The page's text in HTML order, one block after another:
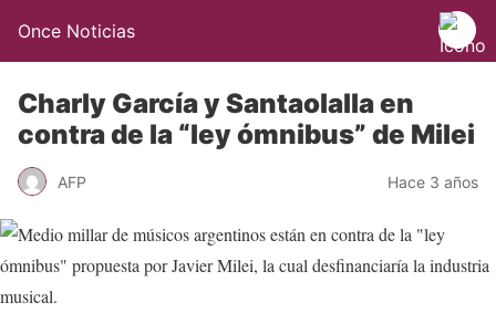
Once Noticias
Charly García y Santaolalla en
contra de la “ley ómnibus” de Milei
AFP Hace 3 años